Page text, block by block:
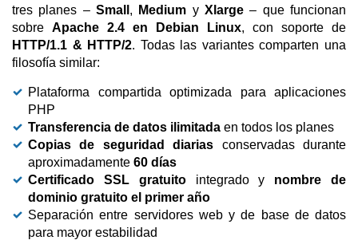
tres planes – Small , Medium yXlarge – que funcionan
sobre Apache 2.4 en Debian Linux, con soporte de
HTTP/1.1 & HTTP/2. Todas las variantes comparten una
filosofía similar:
Plataforma compartida optimizada para aplicaciones
PHP
Transferencia de datos ilimitada en todos los planes
Copias de seguridad diarias conservadas durante
aproximadamente 60 días
Certificado SSL gratuitointegrado y nombre de
dominio gratuito el primer año
Separación entre servidores web y de base de datos
para mayor estabilidad